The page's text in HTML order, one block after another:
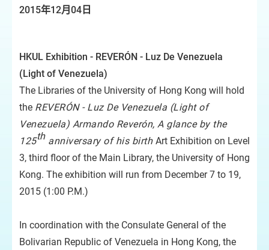
2015年12月04日
HKUL Exhibition - REVERÓN - Luz De Venezuela
(Light of Venezuela)
The Libraries of the University of Hong Kong will hold
the REVERÓN - Luz De Venezuela (Light of
Venezuela) Armando Reverón, A glance by the
125th anniversary of his birth Art Exhibition on Level
3, third floor of the Main Library, the University of Hong
Kong. The exhibition will run from December 7 to 19,
2015 (1:00 P.M.)
In coordination with the Consulate General of the
Bolivarian Republic of Venezuela in Hong Kong, the